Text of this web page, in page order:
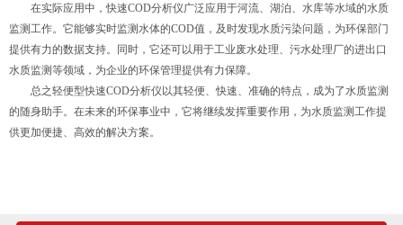
在实际应用中，快速COD分析仪广泛应用于河流、湖泊、水库等水域的水质
监测工作。它能够实时监测水体的COD值，及时发现水质污染问题，为环保部门
提供有力的数据支持。同时，它还可以用于工业废水处理、污水处理厂的进出口
水质监测等领域，为企业的环保管理提供有力保障。
总之轻便型快速COD分析仪以其轻便、快速、准确的特点，成为了水质监测
的随身助手。在未来的环保事业中，它将继续发挥重要作用，为水质监测工作提
供更加便捷、高效的解决方案。